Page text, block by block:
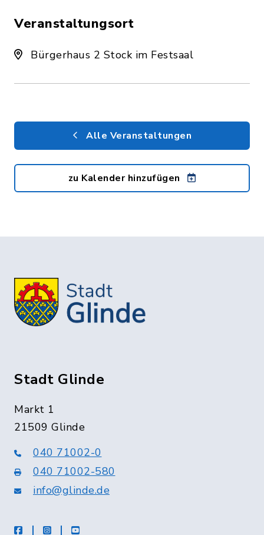
Veranstaltungsort
Bürgerhaus 2 Stock im Festsaal
Alle Veranstaltungen
zu Kalender hinzufügen
Stadt Glinde
Markt 1
21509 Glinde
040 71002-0
040 71002-580
info@glinde.de
facebookinstagramYoutube